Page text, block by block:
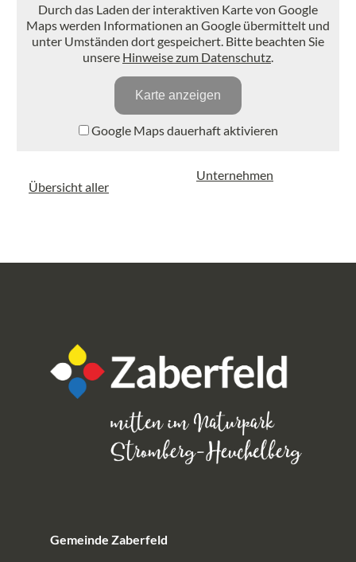
Durch das Laden der interaktiven Karte von Google
Maps werden Informationen an Google übermittelt und
unter Umständen dort gespeichert. Bitte beachten Sie
unsere Hinweise zum Datenschutz
Karte anzeigen
Google Maps dauerhaft aktivieren
Übersicht aller
Unternehmen
Gemeinde Zaberfeld